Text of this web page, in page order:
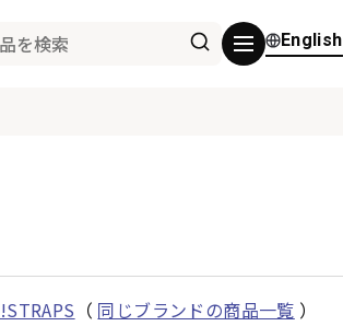
English
（ 同じブランドの商品一覧 ）